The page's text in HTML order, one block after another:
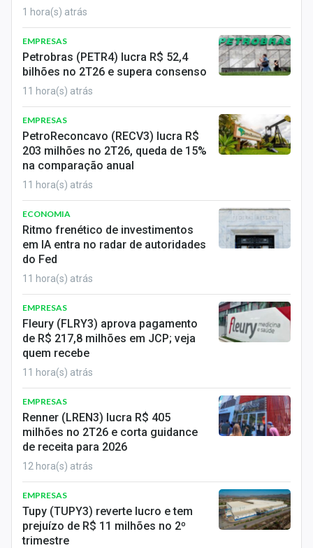
Conteúdo de Marca
Sobre
Expediente
Contato
1 hora(s) atrás
EMPRESAS
Petrobras (PETR4) lucra R$ 52,4
bilhões no 2T26 e supera consenso
11 hora(s) atrás
EMPRESAS
PetroReconcavo (RECV3) lucra R$
203 milhões no 2T26, queda de 15%
na comparação anual
11 hora(s) atrás
ECONOMIA
Ritmo frenético de investimentos
em IA entra no radar de autoridades
do Fed
11 hora(s) atrás
EMPRESAS
Fleury (FLRY3) aprova pagamento
de R$ 217,8 milhões em JCP; veja
quem recebe
11 hora(s) atrás
EMPRESAS
Renner (LREN3) lucra R$ 405
milhões no 2T26 e corta guidance
de receita para 2026
12 hora(s) atrás
EMPRESAS
Tupy (TUPY3) reverte lucro e tem
prejuízo de R$ 11 milhões no 2º
trimestre